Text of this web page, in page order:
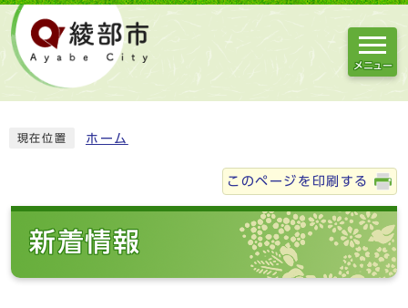
メニュー
現在位置 ホーム
このページを印刷する
新着情報